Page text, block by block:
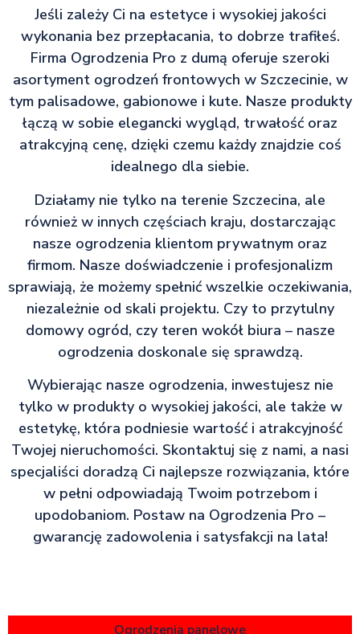
Jeśli zależy Ci na estetyce i wysokiej jakości
wykonania bez przepłacania, to dobrze trafiłeś.
Firma Ogrodzenia Pro z dumą oferuje szeroki
asortyment ogrodzeń frontowych w Szczecinie, w
tym palisadowe, gabionowe i kute. Nasze produkty
łączą w sobie elegancki wygląd, trwałość oraz
atrakcyjną cenę, dzięki czemu każdy znajdzie coś
idealnego dla siebie.
Działamy nie tylko na terenie Szczecina, ale
również w innych częściach kraju, dostarczając
nasze ogrodzenia klientom prywatnym oraz
firmom. Nasze doświadczenie i profesjonalizm
sprawiają, że możemy spełnić wszelkie oczekiwania,
niezależnie od skali projektu. Czy to przytulny
domowy ogród, czy teren wokół biura – nasze
ogrodzenia doskonale się sprawdzą.
Wybierając nasze ogrodzenia, inwestujesz nie
tylko w produkty o wysokiej jakości, ale także w
estetykę, która podniesie wartość i atrakcyjność
Twojej nieruchomości. Skontaktuj się z nami, a nasi
specjaliści doradzą Ci najlepsze rozwiązania, które
w pełni odpowiadają Twoim potrzebom i
upodobaniom. Postaw na Ogrodzenia Pro –
gwarancję zadowolenia i satysfakcji na lata!
Ogrodzenia panelowe